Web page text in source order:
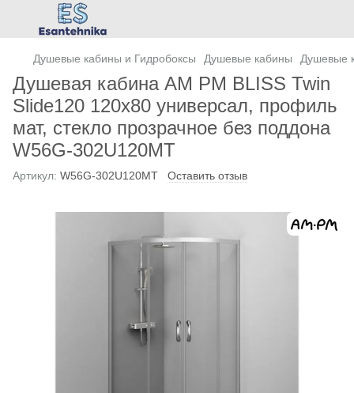
Душевые кабины и Гидробоксы Душевые кабины Душевые
Душевая кабина AM PM BLISS Twin
Slide120 120x80 универсал, профиль
мат, стекло прозрачное без поддона
W56G-302U120MT
Артикул: W56G-302U120MT Оставить отзыв